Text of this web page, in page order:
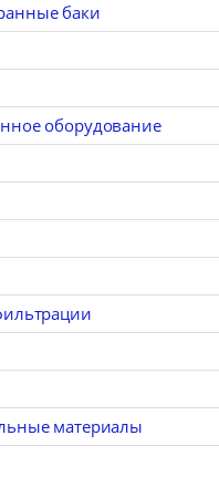
баки
оборудование
материалы